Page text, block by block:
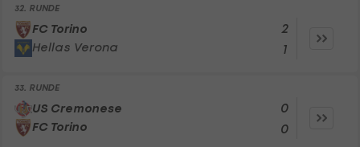
32. RUNDE
FC Torino
Hellas Verona
2
1
33. RUNDE
US Cremonese
FC Torino
0
0